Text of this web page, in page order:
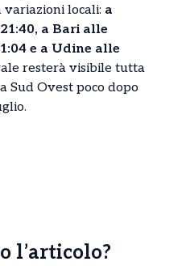
variazioni locali: a
a Bari alle
e a Udine alle
resterà visibile tutta
Sud Ovest poco dopo
l’articolo?